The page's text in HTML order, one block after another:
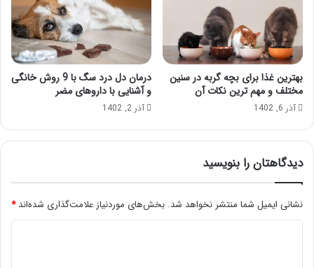
بهترین غذا برای بچه گربه در سنین
مختلف و مهم ترین نکات آن
آذر 6, 1402
درمان دل درد سگ با 9 روش خانگی
و آشنایی با داروهای مضر
آذر 2, 1402
دیدگاهتان را بنویسید
نشانی ایمیل شما منتشر نخواهد شد. بخش‌های موردنیاز علامت‌گذاری شده‌اند*